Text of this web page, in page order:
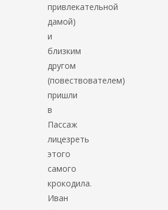
привлекательной
дамой)
и
близким
другом
(повествователем)
пришли
в
Пассаж
лицезреть
этого
самого
крокодила.
Иван